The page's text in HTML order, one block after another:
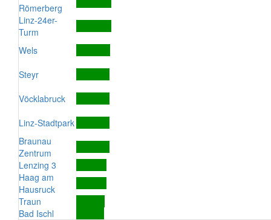
Römerberg
Linz-24er-
Turm
Wels
Steyr
Vöcklabruck
Linz-Stadtpark
Braunau
Zentrum
Lenzing 3
Haag am
Hausruck
Traun
Bad Ischl